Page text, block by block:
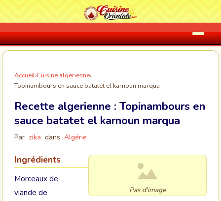
Accueil›Cuisine algerienne›
Topinambours en sauce batatet el karnoun marqua
Recette algerienne : Topinambours en
sauce batatet el karnoun marqua
Par zika dans Algérie
Pas d'image
Ingrédients
Morceaux de
viande de